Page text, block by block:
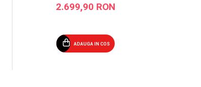
2.699,90 RON
ADAUGA IN COS